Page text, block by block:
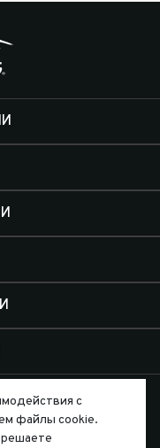
с
файлы cookie.